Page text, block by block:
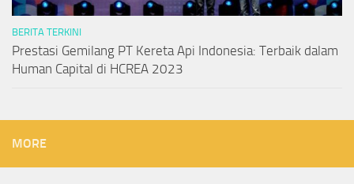
BERITA TERKINI
Prestasi Gemilang PT Kereta Api Indonesia: Terbaik dalam
Human Capital di HCREA 2023
MORE